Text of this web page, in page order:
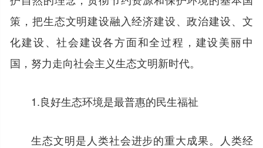
策，把生态文明建设融入经济建设、政治建设、文
化建设、社会建设各方面和全过程，建设美丽中
国，努力走向社会主义生态文明新时代。
1.良好生态环境是最普惠的民生福祉
生态文明是人类社会进步的重大成果。人类经